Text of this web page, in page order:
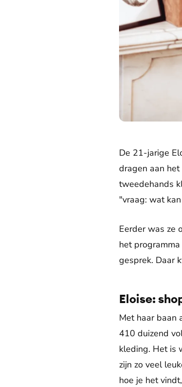
De 21-jarige
dragen aan
tweedehands
"vraag: wat
Eerder was ze
het
gesprek. Daar
Eloise:
Met haar baan
410 duizend
kleding. Het is
zijn zo veel
hoe je het